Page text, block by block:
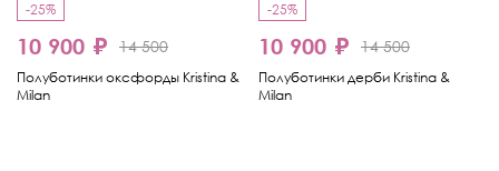
-25%
10 900 ₽ 14 500
Полуботинки оксфорды Kristina &
Milan
-25%
10 900 ₽ 14 500
Полуботинки дерби Kristina &
Milan